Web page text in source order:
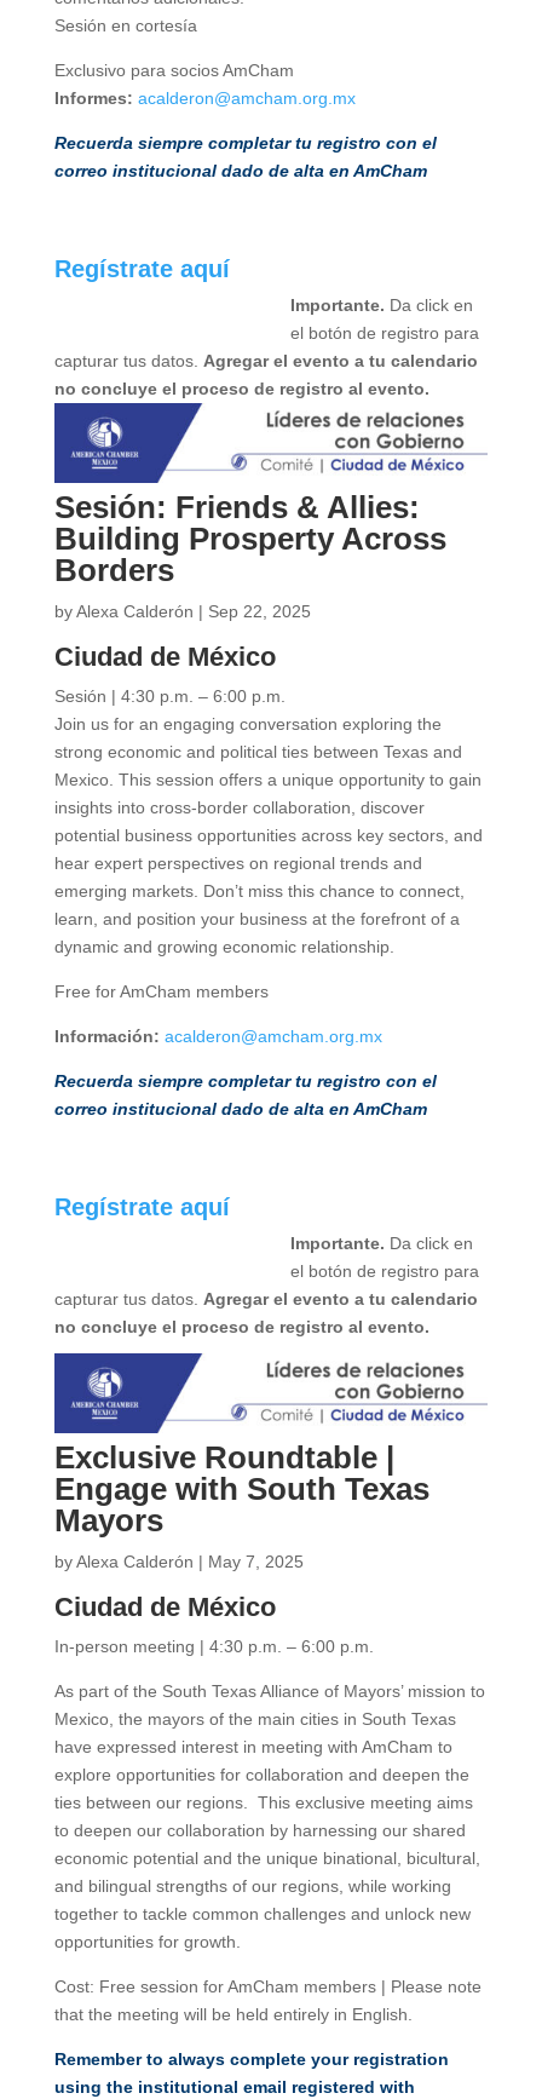
Sesión en cortesía
Exclusivo para socios AmCham
Informes: acalderon@amcham.org.mx
Recuerda siempre completar tu registro con el
correo institucional dado de alta en AmCham
Regístrate aquí
Importante. Da click en
el botón de registro para
capturar tus datos. Agregar el evento a tu calendario
no concluye el proceso de registro al evento.
Sesión: Friends & Allies:
Building Prosperty Across
Borders
byAlexa Calderón | Sep 22, 2025
Ciudad de México
Sesión | 4:30 p.m. – 6:00 p.m.
Join us for an engaging conversation exploring the
strong economic and political ties between Texas and
Mexico. This session offers a unique opportunity to gain
insights into cross-border collaboration, discover
potential business opportunities across key sectors, and
hear expert perspectives on regional trends and
emerging markets. Don’t miss this chance to connect,
learn, and position your business at the forefront of a
dynamic and growing economic relationship.
Free for AmCham members
Información: acalderon@amcham.org.mx
Recuerda siempre completar tu registro con el
correo institucional dado de alta en AmCham
Regístrate aquí
Importante. Da click en
el botón de registro para
capturar tus datos. Agregar el evento a tu calendario
no concluye el proceso de registro al evento.
Exclusive Roundtable |
Engage with South Texas
Mayors
byAlexa Calderón | May 7, 2025
Ciudad de México
In-person meeting | 4:30 p.m. – 6:00 p.m.
As part of the South Texas Alliance of Mayors’ mission to
Mexico, the mayors of the main cities in South Texas
have expressed interest in meeting with AmCham to
explore opportunities for collaboration and deepen the
ties between our regions. This exclusive meeting aims
to deepen our collaboration by harnessing our shared
economic potential and the unique binational, bicultural,
and bilingual strengths of our regions, while working
together to tackle common challenges and unlock new
opportunities for growth.
Cost: Free session for AmCham members | Please note
that the meeting will be held entirely in English.
Remember to always complete your registration
using the institutional email registered with